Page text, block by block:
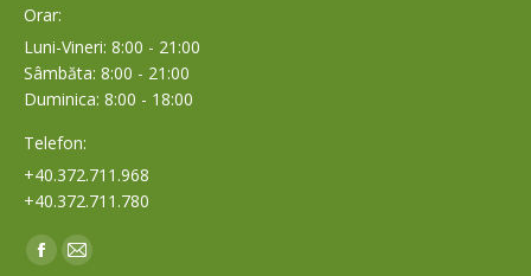
Orar:
Luni-Vineri: 8:00 - 21:00
Sâmbăta: 8:00 - 21:00
Duminica: 8:00 - 18:00
Telefon:
+40.372.711.968
+40.372.711.780
Find us on:
Facebook
Mail